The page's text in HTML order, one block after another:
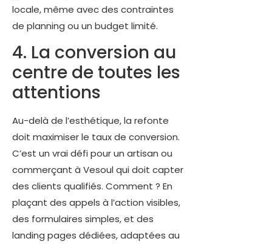
locale, même avec des contraintes
de planning ou un budget limité.
4. La conversion au
centre de toutes les
attentions
Au-delà de l’esthétique, la refonte
doit maximiser le taux de conversion.
C’est un vrai défi pour un artisan ou
commerçant à Vesoul qui doit capter
des clients qualifiés. Comment ? En
plaçant des appels à l’action visibles,
des formulaires simples, et des
landing pages dédiées, adaptées au